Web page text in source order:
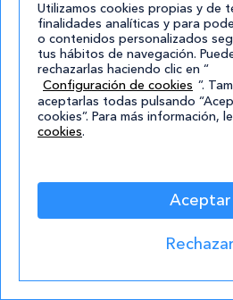
Cómo escribir un
Utilizamos cookies propias y de
finalidades analíticas y para
o contenidos personalizados
tus hábitos de navegación.
rechazarlas haciendo clic en “
Configuración de cookies ”.
aceptarlas todas pulsando
cookies”. Para más información,
cookies.
Aceptar
Rechazar